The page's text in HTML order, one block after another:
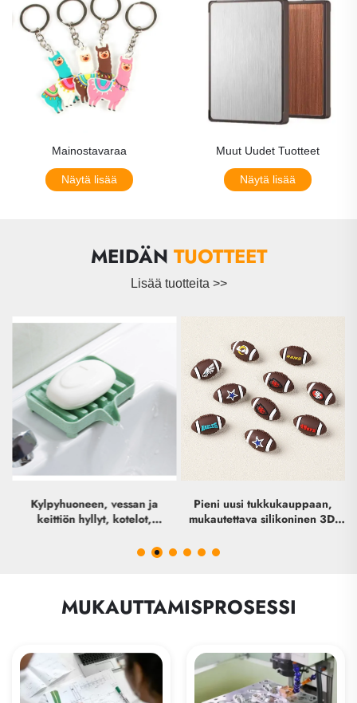
Mainostavaraa
Näytä lisää
Muut Uudet Tuotteet
Näytä lisää
MEIDÄN TUOTTEET
Lisää tuotteita >>
Kylpyhuoneen, vessan ja
keittiön hyllyt, kotelot,
silikoninen laskuvalukkari,
Pieni uusi tukkukauppaan,
mukautettava silikoninen 3D-
keskustelukappale, käsintehty
kynänvalmistus, luksus-helmat
MUKAUTTAMISPROSESSI